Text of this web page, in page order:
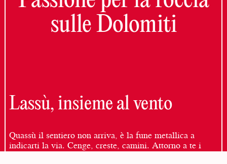
sulle Dolomiti
Lassù, insieme al vento
Quassù il sentiero non arriva, è la fune metallica a
indicarti la via. Cenge, creste, camini. Attorno a te i
giganti di pietra chiara delle Dolomiti. Le montagne non